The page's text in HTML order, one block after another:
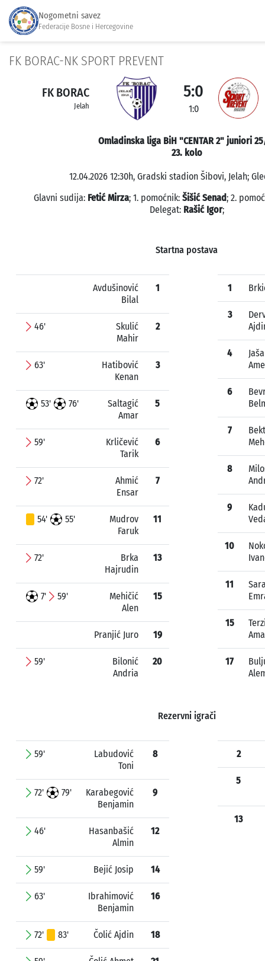
Nogometni savez
Federacije Bosne i Hercegovine
FK BORAC-NK SPORT PREVENT
FK BORAC
Jelah
5:0
1:0
Omladinska liga BiH "CENTAR 2" juniori
23. kolo
12.04.2026 12:30h, Gradski stadion Šibovi, Jelah;
Glavni sudija: Fetić Mirza; 1. pomoćnik: Šišić Senad; 2.
Delegat: Rašić Igor;
Startna postava
Avdušinović
Bilal
1
46'
Skulić
Mahir
2
63'
Hatibović
Kenan
3
53' 76'
Saltagić
Amar
5
59'
Krličević
Tarik
6
72'
Ahmić
Ensar
7
54' 55'
Mudrov
Faruk
11
72'
Brka
Hajrudin
13
7' 59'
Mehičić
Alen
15
Pranjić Juro 19
59'
Bilonić
Andria
20
1
3
4
6
7
8
9
10
11
15
17
Rezervni igrači
59'
Labudović
Toni
8
72' 79'
Karabegović
Benjamin
9
46'
Hasanbašić
Almin
12
59' Bejić Josip 14
63'
Ibrahimović
Benjamin
16
72' 83' Čolić Ajdin 18
2
5
13